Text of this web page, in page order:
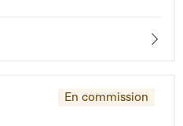
En commission